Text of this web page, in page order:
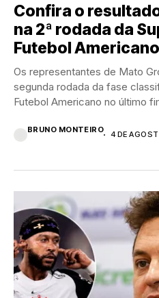
Confira o
na 2ª rodada da
Futebol Americano
Os representantes de Mato
segunda rodada da fase
Futebol Americano no último
BRUNO MONTEIRO
4 DE